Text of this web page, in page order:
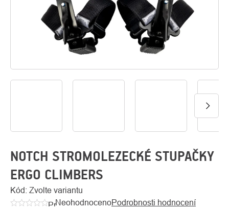
O
NOTCH STROMOLEZECKÉ STUPAČKY
ERGO CLIMBERS
Kód: Zvolte variantu
Průměrné
NeohodnocenoPodrobnosti hodnocení